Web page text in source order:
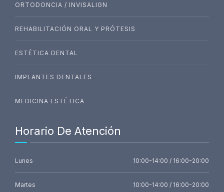
ORTODONCIA / INVISALIGN
REHABILITACIÓN ORAL Y PRÓTESIS
ESTÉTICA DENTAL
IMPLANTES DENTALES
MEDICINA ESTÉTICA
Horario De Atención
Lunes 10:00-14:00 / 16:00-20:00
Martes 10:00-14:00 / 16:00-20:00